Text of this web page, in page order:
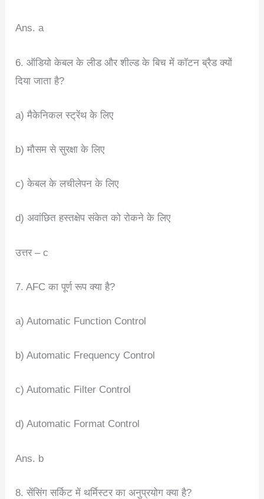
Ans. a
6. ऑडियो केबल के लीड और शील्ड के बिच में कॉटन ब्रैड क्यों
दिया जाता है?
a) मैकेनिकल स्ट्रेंथ के लिए
b) मौसम से सुरक्षा के लिए
c) केबल के लचीलेपन के लिए
d) अवांछित हस्तक्षेप संकेत को रोकने के लिए
उत्तर – c
7. AFC का पूर्ण रूप क्या है?
a) Automatic Function Control
b) Automatic Frequency Control
c) Automatic Filter Control
d) Automatic Format Control
Ans. b
8. सेंसिंग सर्किट में थर्मिस्टर का अनुप्रयोग क्या है?